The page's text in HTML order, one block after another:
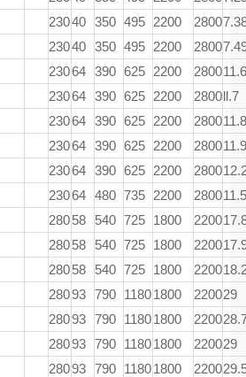
23040 350 495 2200 2800
23040 350 495 2200 2800
23064 390 625 2200 280011.6
23064 390 625 2200 2800ll.7
23064 390 625 2200 280011.8
23064 390 625 2200 280011.9
23064 390 625 2200 2800
23064 480 735 2200 280011.5
28058 540 725 1800 2200
28058 540 725 1800 2200
28058 540 725 1800 2200
28093 790 11801800 220029
28093 790 11801800 2200
28093 790 11801800 220029
28093 790 11801800 2200